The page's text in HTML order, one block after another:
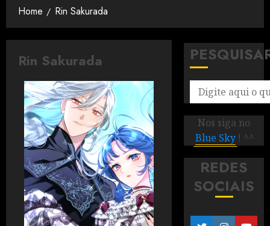
Home Rin Sakurada
Rin Sakurada
Nos siga no
Blue Sky ! ^^
REDES
SOCIAIS